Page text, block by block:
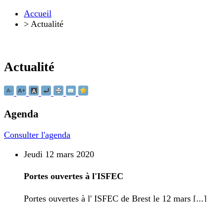
Accueil
> Actualité
Actualité
Agenda
Consulter l'agenda
Jeudi 12 mars 2020
Portes ouvertes à l'ISFEC
Portes ouvertes à l' ISFEC de Brest le 12 mars [...]